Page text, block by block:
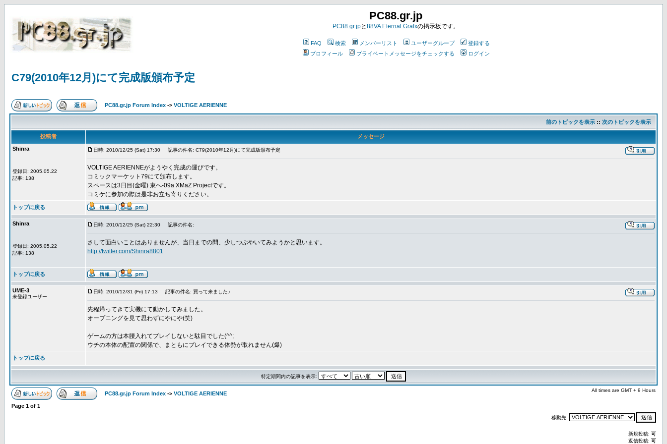
PC88.gr.jp
PC88.gr.jpと88VA Eternal Grafxの掲示板です。
FAQ 検索 メンバーリスト ユーザーグループ
登録する
プロフィール
プライベートメッセージをチェックする ログイン
C79(2010年12月)にて完成版頒布予定
PC88.gr.jp Forum Index -> VOLTIGE AERIENNE
前のトピックを表示 :: 次のトピックを表示
投稿者 メッセージ
Shinra
登録日: 2005.05.22
記事: 138
日時: 2010/12/25 (Sat) 17:30 記事の件名: C79(2010年12月)にて完成版頒布予定
VOLTIGE AERIENNEがようやく完成の運びです。
コミックマーケット79にて頒布します。
スペースは3日目(金曜) 東へ-09a XMaZ Projectです。
コミケに参加の際は是非お立ち寄りください。
トップに戻る
Shinra
登録日: 2005.05.22
記事: 138
日時: 2010/12/25 (Sat) 22:30 記事の件名:
さして面白いことはありませんが、当日までの間、少しつぶやいてみようかと思います。
http://twitter.com/Shinra8801
トップに戻る
UME-3
未登録ユーザー
日時: 2010/12/31 (Fri) 17:13 記事の件名: 買って来ました♪
先程帰ってきて実機にて動かしてみました。
オープニングを見て思わずにやにや(笑)
ゲームの方は本腰入れてプレイしないと駄目でした(^^;
ウチの本体の配置の関係で、まともにプレイできる体勢が取れません(爆)
トップに戻る
特定期間内の記事を表示:
PC88.gr.jp Forum Index -> VOLTIGE AERIENNE
All times are GMT + 9 Hours
Page 1 of 1
移動先:
新規投稿: 可
返信投稿: 可